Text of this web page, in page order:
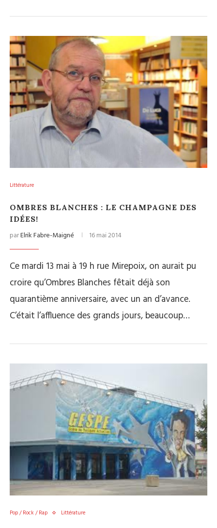
Littérature
OMBRES BLANCHES : LE CHAMPAGNE DES
IDÉES!
parElrik Fabre-Maigné 16 mai 2014
Ce mardi 13 mai à 19 h rue Mirepoix, on aurait pu
croire qu’Ombres Blanches fêtait déjà son
quarantième anniversaire, avec un an d’avance.
C’était l’affluence des grands jours, beaucoup…
Pop / Rock / Rap Littérature